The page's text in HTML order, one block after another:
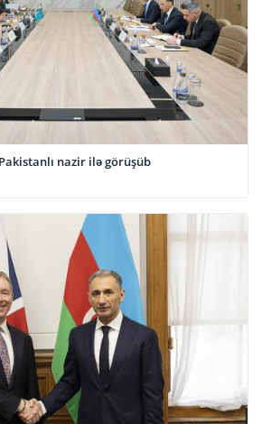
nazir ilə görüşüb